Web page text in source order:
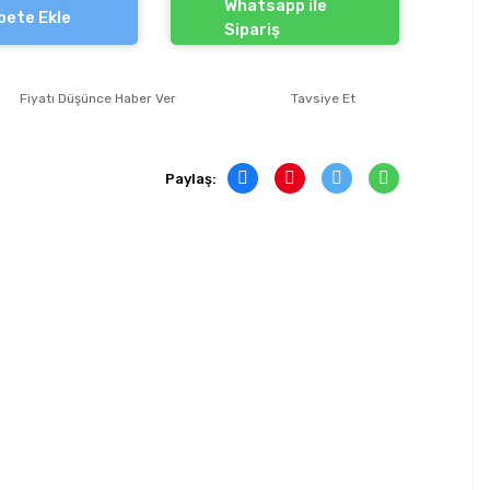
Ekle
Whatsapp ile
Sipariş
Fiyatı Düşünce Haber Ver Tavsiye Et
Paylaş: